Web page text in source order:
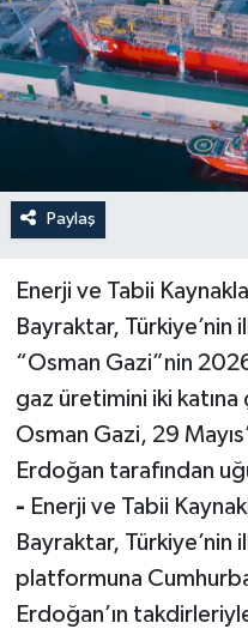
Paylaş
Enerji ve Tabii
Bayraktar,
“Osman Gazi”nin
gaz üretimini iki katına
Osman Gazi, 29
Erdoğan tarafından
- Enerji ve Tabii
Bayraktar, Türkiye’nin
platformuna
Erdoğan’ın